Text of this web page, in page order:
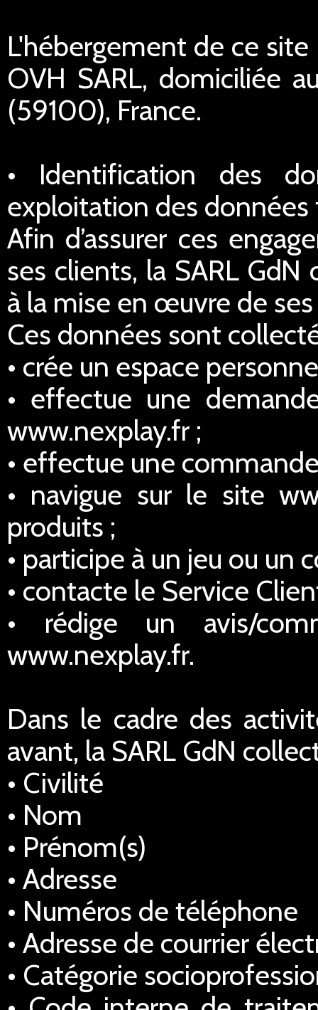
L'hébergement de ce
OVH SARL, domiciliée
(59100), France.
• Identification des
exploitation des données
Afin d’assurer ces
ses clients, la SARL
à la mise en œuvre de
Ces données sont
• crée un espace
• effectue une
www.nexplay.fr ;
• effectue une
• navigue sur le site
produits ;
• participe à un jeu ou un
• contacte le Service
• rédige un avis/
www.nexplay.fr.
Dans le cadre des
avant, la SARL GdN
• Civilité
• Nom
• Prénom(s)
• Adresse
• Numéros de téléphone
• Adresse de courrier
• Catégorie